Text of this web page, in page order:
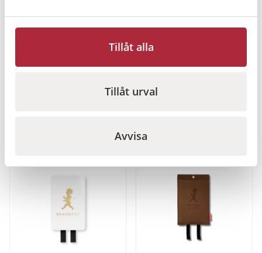
Tillåt alla
Tillåt urval
Avvisa
1 260kr Gå till 1 500kr Gå till